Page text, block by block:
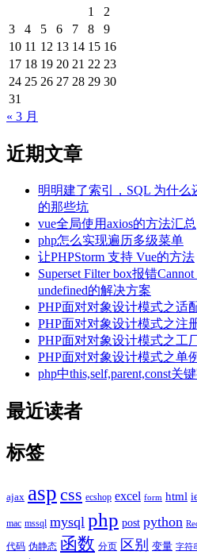
1
2
3
4 5 6 7 8
9
10 11 12 13 14 15 16
17 18 19 20 21 22 23
24 25 26 27 28 29 30
31
« 3 月
近期文章
明明建了索引，SQL 为什
的那些坑
vue全局使用axios的方法汇总
php怎么实现遍历多级菜单
让PHPStorm 支持 Vue的方法
Superset Filter box报错Cannot
undefined的解决方案
PHP面对对象设计模式之适
PHP面对对象设计模式之注
PHP面对对象设计模式之工
PHP面对对象设计模式之单
php中this,self,parent,const关
最近读者
标签
ajax asp css ecshop excel form html
mac mssql mysql php post python
代码 伪静态 函数 分页 区别 变量 字符